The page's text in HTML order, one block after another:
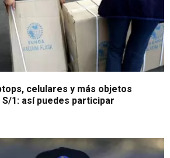
celulares y más objetos
1: así puedes participar